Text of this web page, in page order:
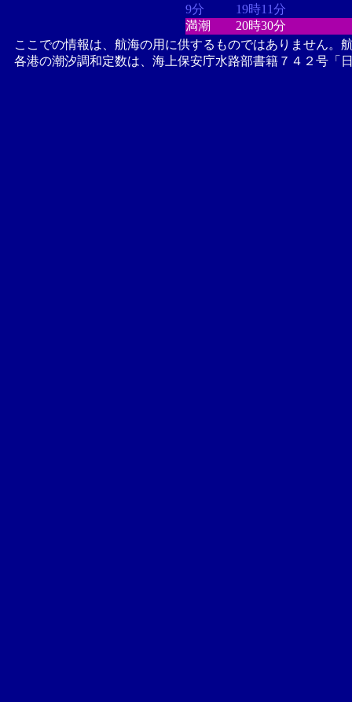
9分
19時11分
満潮
20時30分
ここでの情報は、航海の用に供するものではありません。
各港の潮汐調和定数は、海上保安庁水路部書籍７４２号「